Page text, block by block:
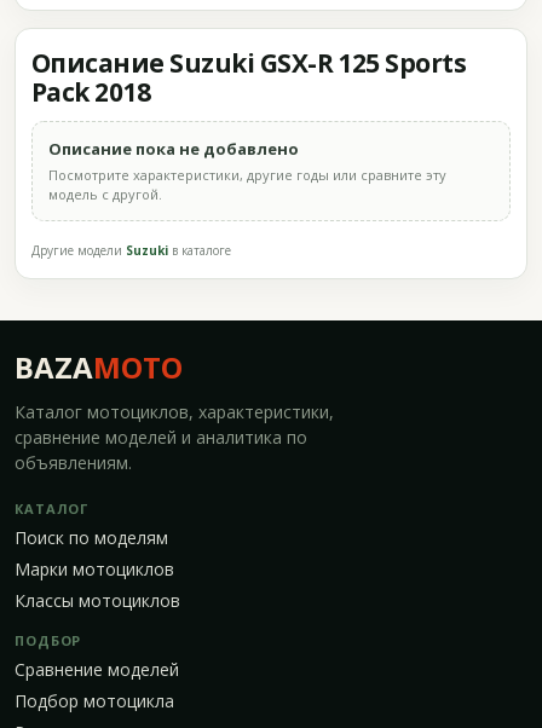
Описание Suzuki GSX-R 125 Sports
Pack 2018
Описание пока не добавлено
Посмотрите характеристики, другие годы или сравните эту
модель с другой.
Другие модели Suzuki в каталоге
BAZAMOTO
Каталог мотоциклов, характеристики,
сравнение моделей и аналитика по
объявлениям.
КАТАЛОГ
Поиск по моделям
Марки мотоциклов
Классы мотоциклов
ПОДБОР
Сравнение моделей
Подбор мотоцикла